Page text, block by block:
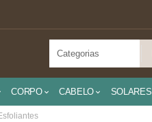
CORPO CABELO SOLARES